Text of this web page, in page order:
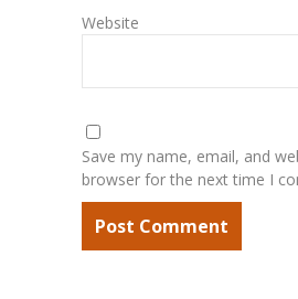
Website
Save my name, email, and
browser for the next time I